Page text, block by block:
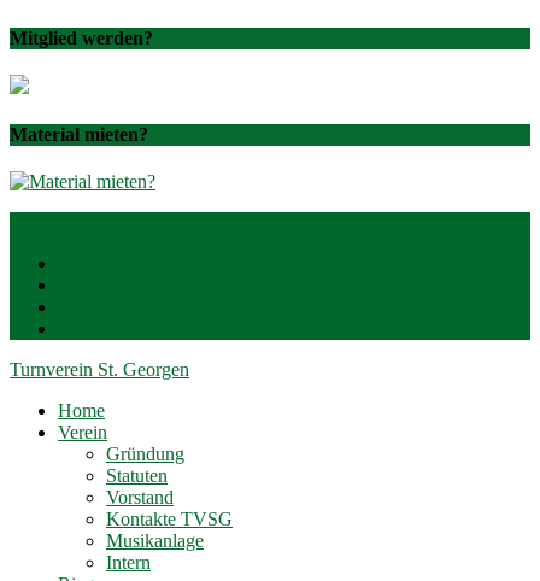
Mitglied werden?
Material mieten?
Turnverein St. Georgen
Home
Verein
Gründung
Statuten
Vorstand
Kontakte TVSG
Musikanlage
Intern